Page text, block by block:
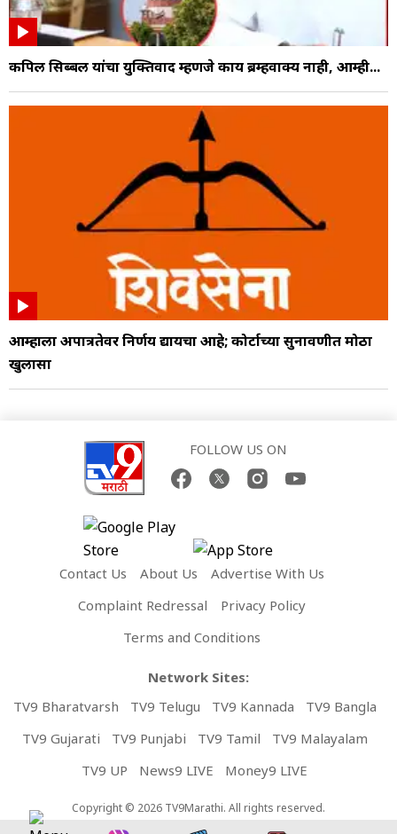
कपिल सिब्बल यांचा युक्तिवाद म्हणजे काय ब्रम्हवाक्य नाही, आम्ही...
आम्हाला अपात्रतेवर निर्णय द्यायचा आहे; कोर्टाच्या सुनावणीत मोठा
खुलासा
FOLLOW US ON
Contact Us About Us
Advertise With Us
Complaint Redressal
Privacy Policy
Terms and Conditions
Network Sites:
TV9 Bharatvarsh
TV9 Telugu TV9 Kannada
TV9 Bangla
TV9 Gujarati
TV9 Punjabi TV9 Tamil
TV9 Malayalam
TV9 UP
News9 LIVE Money9 LIVE
Copyright © 2026 TV9Marathi. All rights reserved.